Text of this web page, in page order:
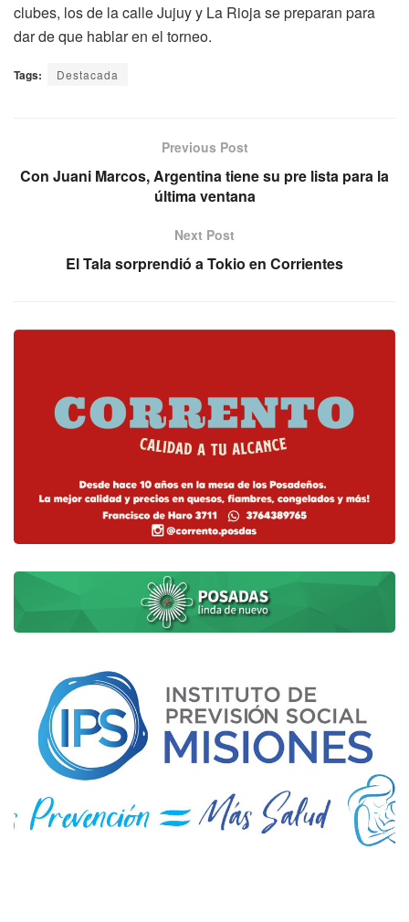
clubes, los de la calle Jujuy y La Rioja se preparan para
dar de que hablar en el torneo.
Tags: Destacada
Previous Post
Con Juani Marcos, Argentina tiene su pre lista para la
última ventana
Next Post
El Tala sorprendió a Tokio en Corrientes